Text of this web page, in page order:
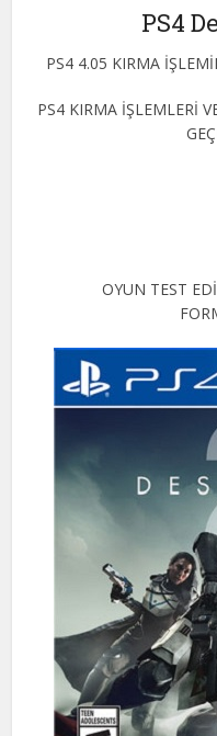
PS4
PS4 4.05 KIRMA
PS4 KIRMA İŞLEMLERİ
OYUN TEST